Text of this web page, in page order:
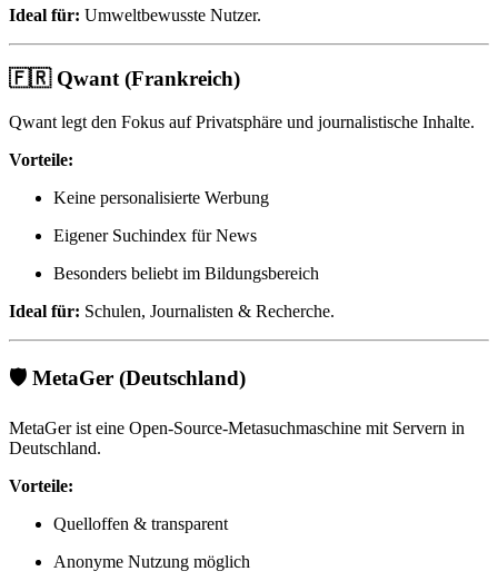
Ideal für: Umweltbewusste Nutzer.
🇫🇷 Qwant (Frankreich)
Qwant legt den Fokus auf Privatsphäre und journalistische Inhalte.
Vorteile:
Keine personalisierte Werbung
Eigener Suchindex für News
Besonders beliebt im Bildungsbereich
Ideal für: Schulen, Journalisten & Recherche.
🛡️ MetaGer (Deutschland)
MetaGer ist eine Open-Source-Metasuchmaschine mit Servern in
Deutschland.
Vorteile:
Quelloffen & transparent
Anonyme Nutzung möglich